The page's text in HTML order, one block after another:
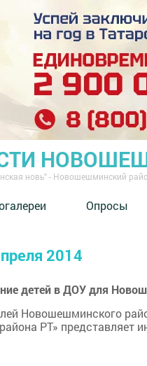
новь" - Новошешминский
Опросы
2014
детей в ДОУ для
Новошешминского
РТ» представляет